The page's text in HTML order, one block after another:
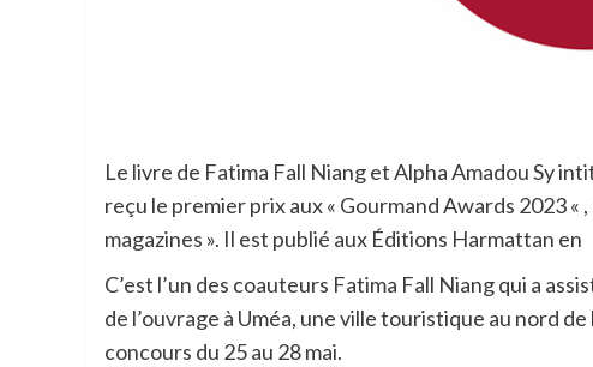
Le livre de Fatima Fall Niang et Alpha Amadou Sy
reçu le premier prix aux « Gourmand Awards 2023
magazines ». Il est publié aux Éditions Harmattan en
C’est l’un des coauteurs Fatima Fall Niang qui a
de l’ouvrage à Uméa, une ville touristique au nord
concours du 25 au 28 mai.